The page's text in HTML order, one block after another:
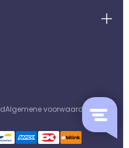
Algemene voorwaarden